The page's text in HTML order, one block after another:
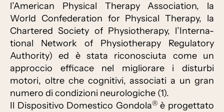
l’American Physical Therapy Association, la
World Confederation for Physical Therapy, la
Chartered Society of Physiotherapy, l’Interna-
tional Network of Physiotherapy Regulatory
Authority) ed è stata riconosciuta come un
approccio efficace nel migliorare i disturbi
motori, oltre che cognitivi, associati a un gran
numero di condizioni neurologiche (1).
Il Dispositivo Domestico Gondola®è progettato